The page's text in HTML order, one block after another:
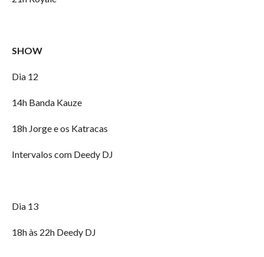
SHOW
Dia 12
14h Banda Kauze
18h Jorge e os Katracas
Intervalos com Deedy DJ
Dia 13
18h às 22h Deedy DJ